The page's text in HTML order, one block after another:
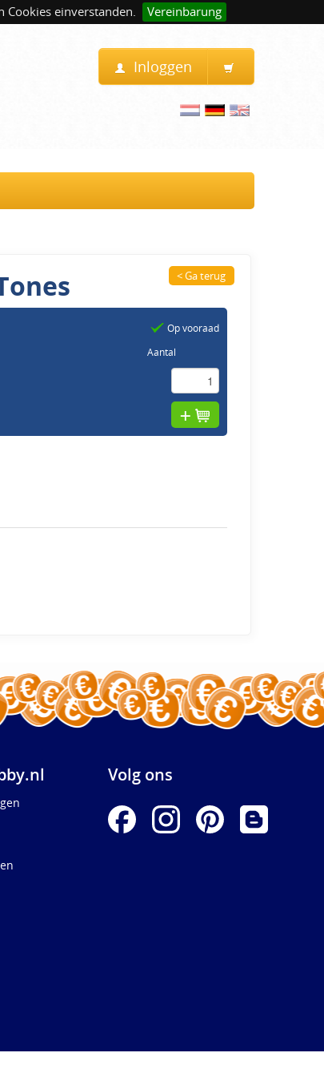
Cookies einverstanden. Vereinbarung
Inloggen
< Ga terug
Op vooraad
Aantal
Volg ons